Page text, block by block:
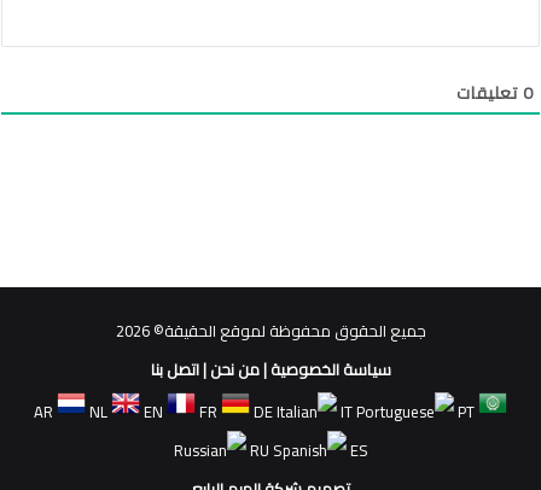
0تعليقات
جميع الحقوق محفوظة لموقع الحقيقة© 2026
سياسة الخصوصية|من نحن|اتصل بنا
AR
NL EN FR DE IT
PT
RU
ES